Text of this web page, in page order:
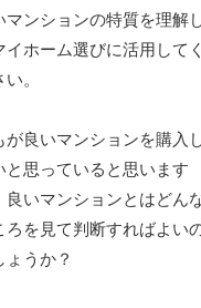
マンションの特質を理解
イホーム選びに活用して
。
が良いマンションを購入
と思っていると思います
良いマンションとはどん
ろを見て判断すればよい
ょうか？